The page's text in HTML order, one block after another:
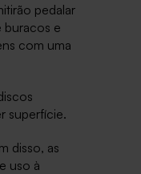
pedalar
buracos e
com uma
superfície.
disso, as
uso à